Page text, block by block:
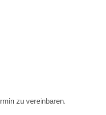
zu vereinbaren.